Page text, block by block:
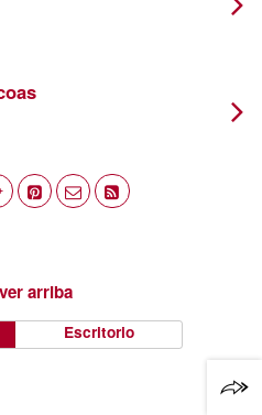
arriba
Escritorio